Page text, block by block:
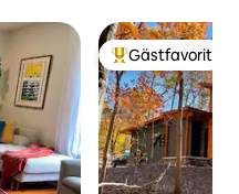
Populär
Gästfavorit